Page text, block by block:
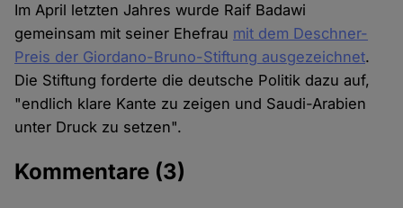
Im April letzten Jahres wurde Raif Badawi
gemeinsam mit seiner Ehefrau mit dem Deschner-
Preis der Giordano-Bruno-Stiftung ausgezeichnet.
Die Stiftung forderte die deutsche Politik dazu auf,
"endlich klare Kante zu zeigen und Saudi-Arabien
unter Druck zu setzen".
Kommentare (3)